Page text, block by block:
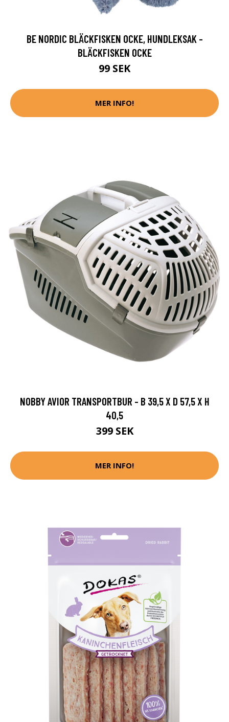
BE NORDIC BLÄCKFISKEN OCKE, HUNDLEKSAK -
BLÄCKFISKEN OCKE
99 SEK
MER INFO!
NOBBY AVIOR TRANSPORTBUR - B 39,5 X D 57,5 X H
40,5
399 SEK
MER INFO!